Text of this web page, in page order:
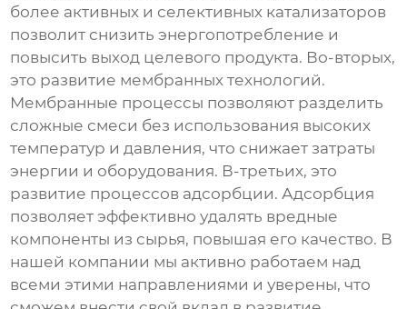
более активных и селективных катализаторов
позволит снизить энергопотребление и
повысить выход целевого продукта. Во-вторых,
это развитие мембранных технологий.
Мембранные процессы позволяют разделить
сложные смеси без использования высоких
температур и давления, что снижает затраты
энергии и оборудования. В-третьих, это
развитие процессов адсорбции. Адсорбция
позволяет эффективно удалять вредные
компоненты из сырья, повышая его качество. В
нашей компании мы активно работаем над
всеми этими направлениями и уверены, что